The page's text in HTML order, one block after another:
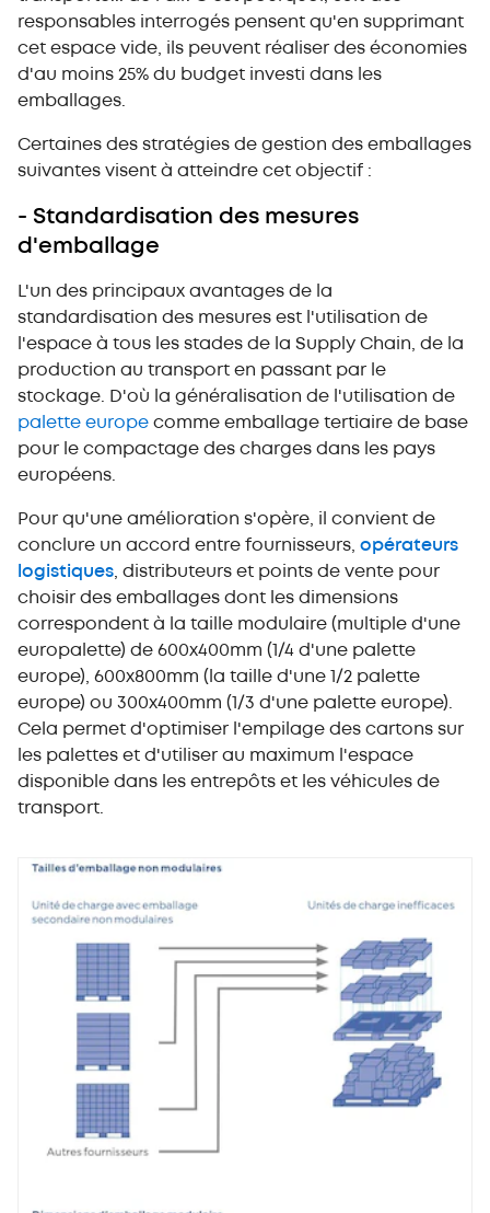
responsables interrogés pensent qu'en supprimant
cet espace vide, ils peuvent réaliser des économies
d'au moins 25% du budget investi dans les
emballages.
Certaines des stratégies de gestion des emballages
suivantes visent à atteindre cet objectif :
- Standardisation des mesures
d'emballage
L'un des principaux avantages de la
standardisation des mesures est l'utilisation de
l'espace à tous les stades de la Supply Chain, de la
production au transport en passant par le
stockage. D'où la généralisation de l'utilisation de
palette europe comme emballage tertiaire de base
pour le compactage des charges dans les pays
européens.
Pour qu'une amélioration s'opère, il convient de
conclure un accord entre fournisseurs, opérateurs
logistiques, distributeurs et points de vente pour
choisir des emballages dont les dimensions
correspondent à la taille modulaire (multiple d'une
europalette) de 600x400mm (1/4 d'une palette
europe), 600x800mm (la taille d'une 1/2 palette
europe) ou 300x400mm (1/3 d'une palette europe).
Cela permet d'optimiser l'empilage des cartons sur
les palettes et d'utiliser au maximum l'espace
disponible dans les entrepôts et les véhicules de
transport.